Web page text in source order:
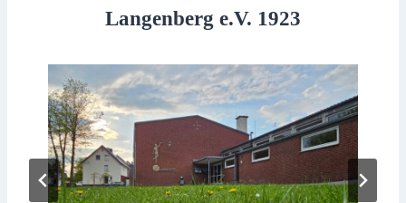
Langenberg e.V. 1923